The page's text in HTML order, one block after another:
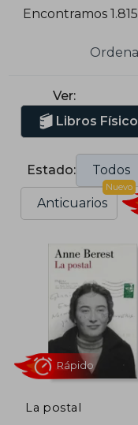
Encontramos
Ver:
Libros
Estado: Todos
Anticuarios
Nuevo
La postal